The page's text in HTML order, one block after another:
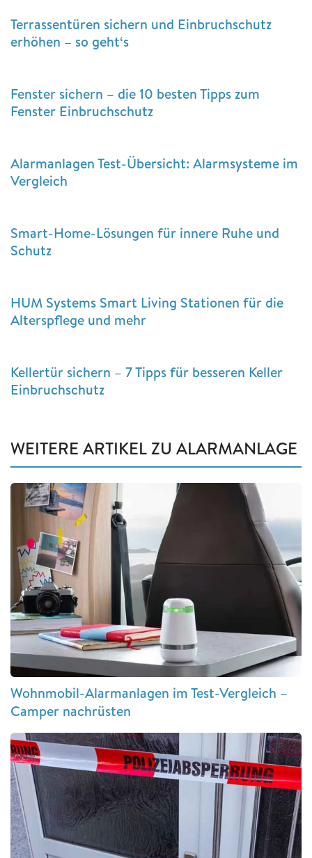
Terrassentüren sichern und Einbruchschutz
erhöhen – so geht‘s
Fenster sichern – die 10 besten Tipps zum
Fenster Einbruchschutz
Alarmanlagen Test-Übersicht: Alarmsysteme im
Vergleich
Smart-Home-Lösungen für innere Ruhe und
Schutz
HUM Systems Smart Living Stationen für die
Alterspflege und mehr
Kellertür sichern – 7 Tipps für besseren Keller
Einbruchschutz
WEITERE ARTIKEL ZU ALARMANLAGE
Wohnmobil-Alarmanlagen im Test-Vergleich –
Camper nachrüsten